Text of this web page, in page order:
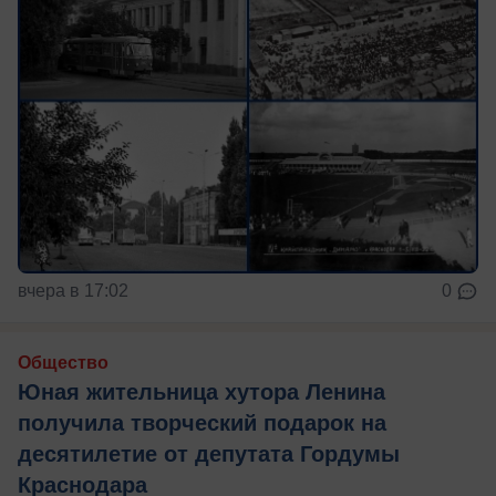
вчера в 17:02 0
Общество
Юная жительница хутора Ленина
получила творческий подарок на
десятилетие от депутата Гордумы
Краснодара